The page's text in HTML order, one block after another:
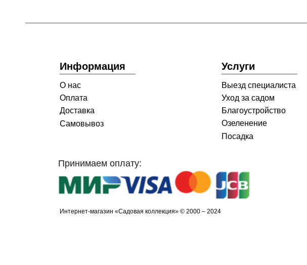
Информация Услуги
Интернет-магазин «Садовая коллекция» © 2000 – 2024
О нас
Оплата
Самовывоз
Выезд специалиста
Уход за садом
Благоустройство
Озеленение
Доставка
Посадка
Принимаем оплату: